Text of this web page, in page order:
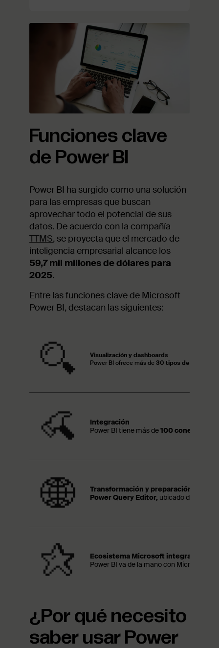
Funciones clave
de Power BI
Power BI ha surgido como una solución
para las empresas que buscan
aprovechar todo el potencial de sus
datos. De acuerdo con la compañía
TTMS, se proyecta que el mercado de
inteligencia empresarial alcance los
59,7 mil millones de dólares para
2025.
Entre las funciones clave de Microsoft
Power BI, destacan las siguientes:
Visualización y dashboards
Power BI ofrece más de30 tipos de
Integración
Power BI tiene más de100 conectores
Transformación y preparación de
Power Query Editor, ubicado dentro de
Ecosistema Microsoft integrado
Power BI va de la mano con Microsoft
¿Por qué necesito
saber usar Power